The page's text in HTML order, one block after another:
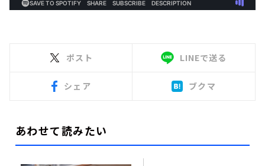
ポスト LINEで送る
シェア ブクマ
あわせて読みたい